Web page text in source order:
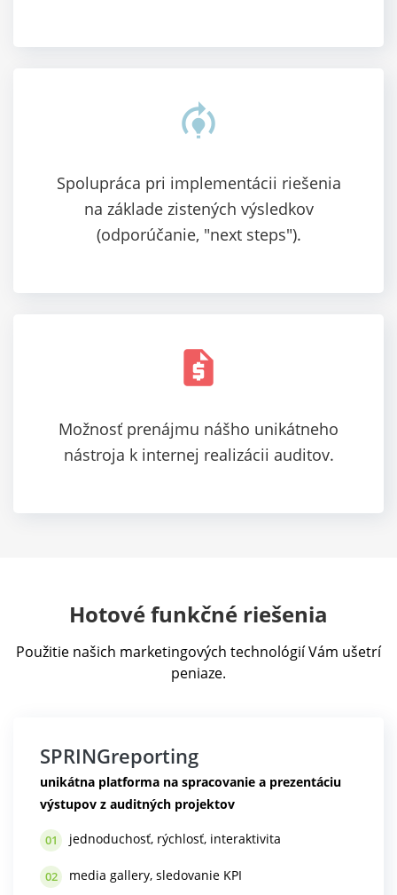
model_training
Spolupráca pri implementácii riešenia
na základe zistených výsledkov
(odporúčanie, "next steps").
request_quote
Možnosť prenájmu nášho unikátneho
nástroja k internej realizácii auditov.
Hotové funkčné riešenia
Použitie našich marketingových technológií Vám ušetrí
peniaze.
SPRINGreporting
unikátna platforma na spracovanie a prezentáciu
výstupov z auditných projektov
01 jednoduchosť, rýchlosť, interaktivita
02 media gallery, sledovanie KPI